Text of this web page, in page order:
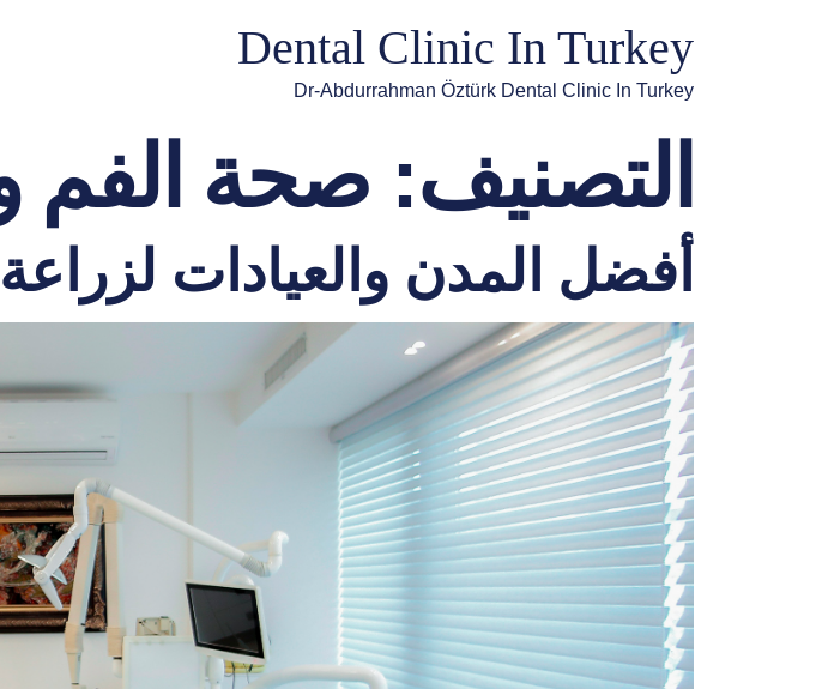
Dental Clinic In Turkey
Dr-Abdurrahman Öztürk Dental Clinic In Turkey
التصنيف: صحة الفم
أفضل المدن والعيادات لزراعة